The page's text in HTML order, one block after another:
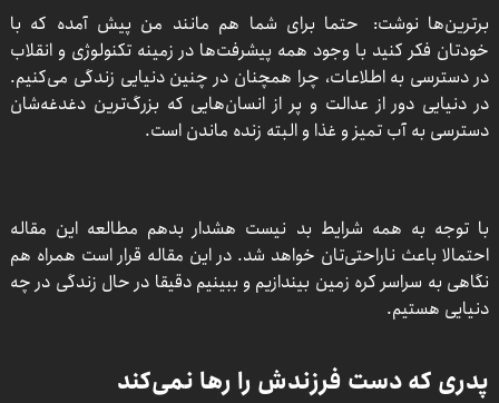
برترین‌ها نوشت: حتما برای شما هم مانند من پیش آمده که با
خودتان فکر کنید با وجود همه پیشرفت‌ها در زمینه تکنولوژی و انقلاب
در دسترسی به اطلاعات، چرا همچنان در چنین دنیایی زندگی می‌کنیم.
در دنیایی دور از عدالت و پر از انسان‌هایی که بزرگ‌ترین دغدغه‌شان
دسترسی به آب تمیز و غذا و البته زنده ماندن است.
با توجه به همه شرایط بد نیست هشدار بدهم مطالعه این مقاله
احتمالا باعث ناراحتی‌تان خواهد شد. در این مقاله قرار است همراه هم
نگاهی به سراسر کره زمین بیندازیم و ببینیم دقیقا در حال زندگی در چه
دنیایی هستیم.
پدری که دست فرزندش را رها نمی‌کند